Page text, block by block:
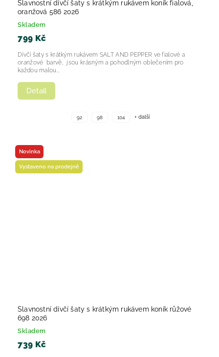
Slavnostní dívčí šaty s krátkým rukávem koník fialová,
oranžová 586 2026
Skladem
799 Kč
Detail
Dívčí šaty s krátkým rukávem SALT AND PEPPER ve fialové a
oranžové barvě, jsou krásným a pohodlným oblečením pro
každou malou...
92 98 104 + další
Novinka
Vystaveno na prodejně
Slavnostní dívčí šaty s krátkým rukávem koník růžové
698 2026
Skladem
739 Kč